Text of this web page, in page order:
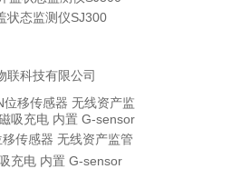
状态监测仪SJ300
联科技有限公司
传感器 无线资产监管
充电 内置 G-sensor